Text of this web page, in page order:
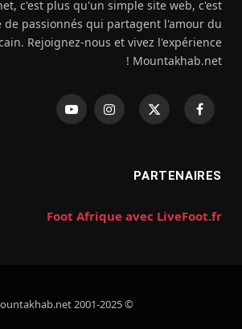
c'est plus qu'un simple site web, c'est
de passionnés qui partagent l'amour du
Rejoignez-nous et vivez l'expérience
Mountakhab.net !
فيسبوك
X
الانستغراميوتيوب
PARTENAIRES
Foot Afrique avec LiveFoot.fr
© 2001-2025 Mountakhab.net